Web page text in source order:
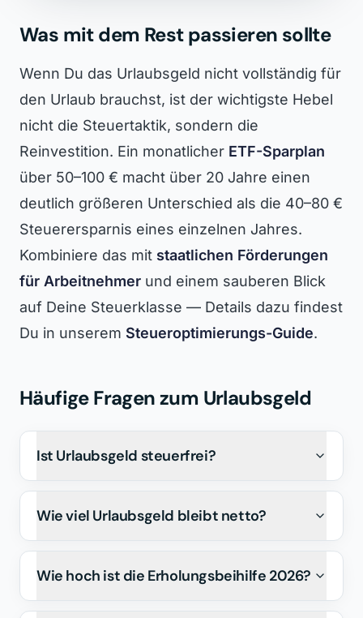
Was mit dem Rest passieren sollte
Wenn Du das Urlaubsgeld nicht vollständig für
den Urlaub brauchst, ist der wichtigste Hebel
nicht die Steuertaktik, sondern die
Reinvestition. Ein monatlicher ETF-Sparplan
über 50–100 € macht über 20 Jahre einen
deutlich größeren Unterschied als die 40–80 €
Steuerersparnis eines einzelnen Jahres.
Kombiniere das mit staatlichen Förderungen
für Arbeitnehmer und einem sauberen Blick
auf Deine Steuerklasse — Details dazu findest
Du in unserem Steueroptimierungs-Guide.
Häufige Fragen zum Urlaubsgeld
Ist Urlaubsgeld steuerfrei?
Wie viel Urlaubsgeld bleibt netto?
Wie hoch ist die Erholungsbeihilfe 2026?